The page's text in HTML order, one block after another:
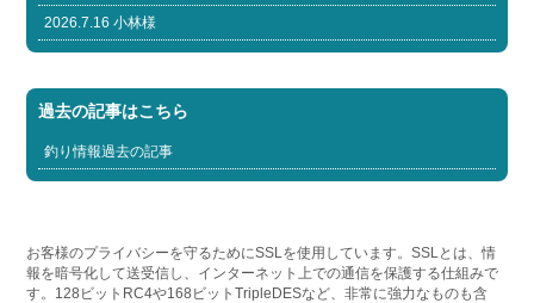
2026.7.16 小林様
過去の記事はこちら
釣り情報過去の記事
お客様のプライバシーを守るためにSSLを使用しています。SSLとは、情
報を暗号化して送受信し、インターネット上での通信を保護する仕組みで
す。128ビットRC4や168ビットTripleDESなど、非常に強力なものも含